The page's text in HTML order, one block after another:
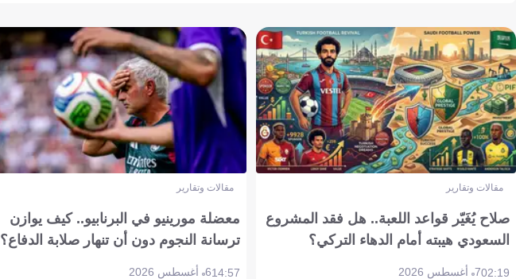
مقالات وتقارير
صلاح يُغَيّر قواعد اللعبة.. هل فقد المشروع
السعودي هيبته أمام الدهاء التركي؟
02:197 أغسطس 2026
مقالات وتقارير
معضلة مورينيو في البرنابيو.. كيف يوازن
ترسانة النجوم دون أن تنهار صلابة الدفاع؟
14:576 أغسطس 2026